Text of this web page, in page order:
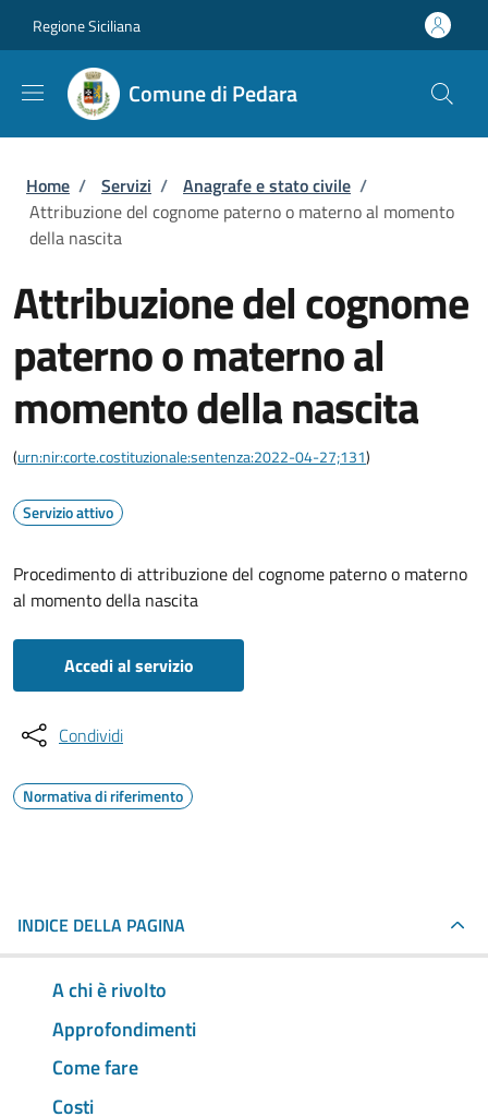
Regione Siciliana
Comune di Pedara
Briciole di pane
Home / Servizi / Anagrafe e stato civile /
Attribuzione del cognome paterno o materno al momento
della nascita
Attribuzione del cognome
paterno o materno al
momento della nascita
(urn:nir:corte.costituzionale:sentenza:2022-04-27;131)
Servizio attivo
Procedimento di attribuzione del cognome paterno o materno
al momento della nascita
Accedi al servizio
Condividi
Normativa di riferimento
INDICE DELLA PAGINA
A chi è rivolto
Approfondimenti
Come fare
Costi